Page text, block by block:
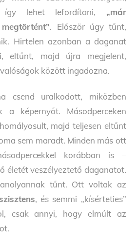
így lehet lefordítani, „már
. Először úgy tűnt,
Hirtelen azonban a daganat
eltűnt, majd újra megjelent,
között ingadozna.
csend uralkodott, miközben
a képernyőt. Másodperceken
majd teljesen eltűnt
sem maradt. Minden más ott
korábban is –
életét veszélyeztető daganatot.
tűnt. Ott voltak az
, és semmi „kísérteties”
csak annyi, hogy elmúlt az